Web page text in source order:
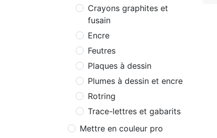
Crayons graphites et
fusain
Encre
Feutres
Plaques à dessin
Plumes à dessin et encre
Rotring
Trace-lettres et gabarits
Mettre en couleur pro